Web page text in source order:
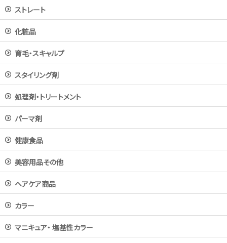
ストレート
化粧品
育毛・スキャルプ
スタイリング剤
処理剤・トリートメント
パーマ剤
健康食品
美容用品その他
ヘアケア商品
カラー
マニキュア・ 塩基性カラー